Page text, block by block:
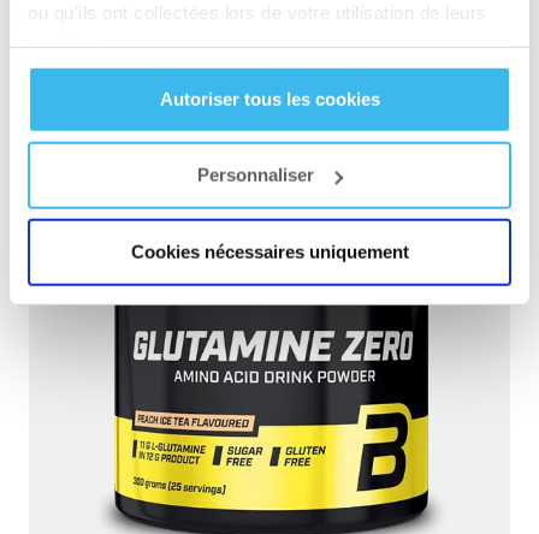
ou qu'ils ont collectées lors de votre utilisation de leurs
Autoriser tous les cookies
Personnaliser
Cookies nécessaires uniquement